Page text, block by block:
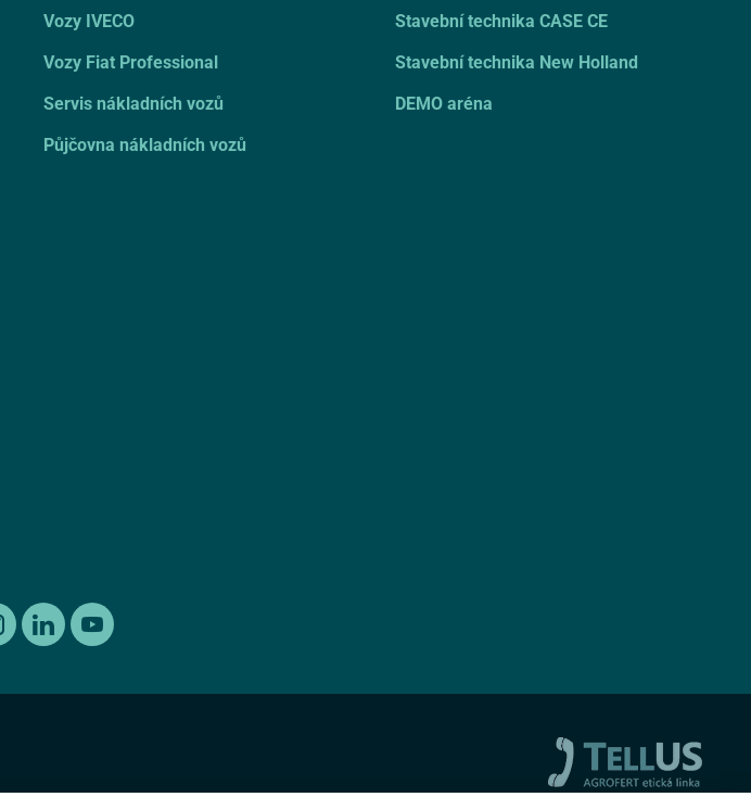
Vozy IVECO
Vozy Fiat Professional
Servis nákladních vozů
Půjčovna nákladních vozů
Stavební technika CASE CE
Stavební technika New Holland
DEMO aréna